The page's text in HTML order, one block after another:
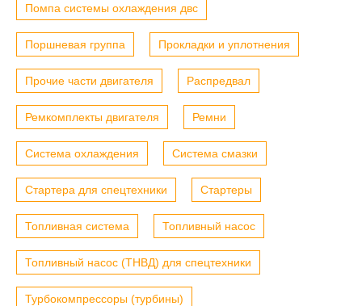
Помпа системы охлаждения двс
Поршневая группа Прокладки и уплотнения
Прочие части двигателя Распредвал
Ремкомплекты двигателя Ремни
Система охлаждения Система смазки
Стартера для спецтехники Стартеры
Топливная система Топливный насос
Топливный насос (ТНВД) для спецтехники
Турбокомпрессоры (турбины)